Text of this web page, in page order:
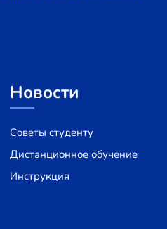
Новости
Советы студенту
Дистанционное обучение
Инструкция